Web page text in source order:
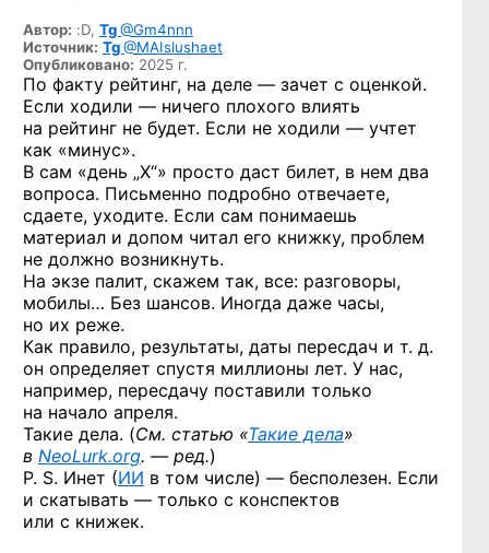
Автор: :D, Tg@Gm4nnn
Источник: Tg@MAIslushaet
Опубликовано: 2025 г.
По факту рейтинг, на деле — зачет с оценкой.
Если ходили — ничего плохого влиять
на рейтинг не будет. Если не ходили — учтет
как «минус».
В сам «день „Х“» просто даст билет, в нем два
вопроса. Письменно подробно отвечаете,
сдаете, уходите. Если сам понимаешь
материал и допом читал его книжку, проблем
не должно возникнуть.
На экзе палит, скажем так, все: разговоры,
мобилы… Без шансов. Иногда даже часы,
но их реже.
Как правило, результаты, даты пересдач и т. д.
он определяет спустя миллионы лет. У нас,
например, пересдачу поставили только
на начало апреля.
Такие дела. (См. статью «Такие дела»
в NeoLurk.org. — ред.)
P. S. Инет (ИИ в том числе) — бесполезен. Если
и скатывать — только с конспектов
или с книжек.